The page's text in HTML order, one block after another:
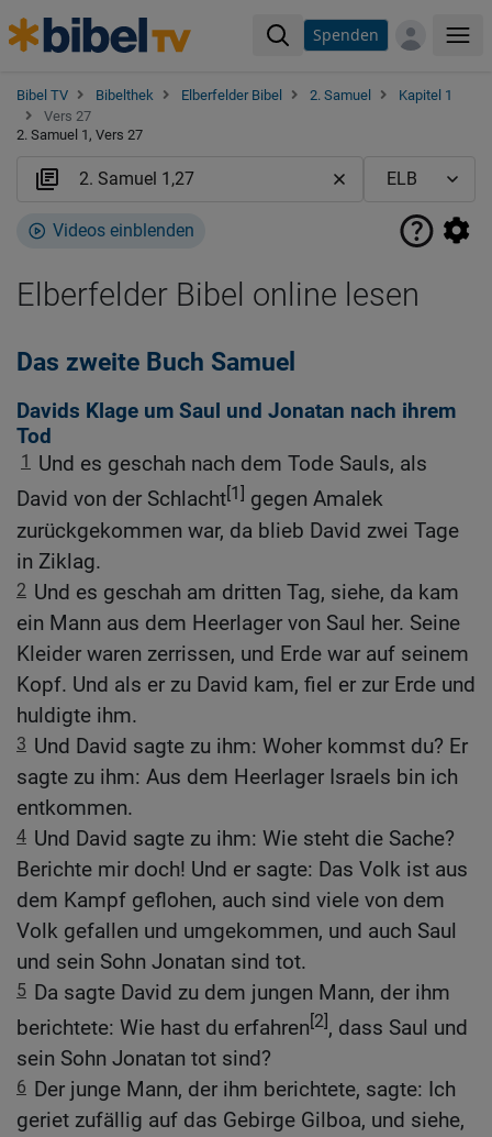
Spenden
Bibel TV Bibelthek Elberfelder Bibel 2. Samuel
Kapitel 1
Vers 27
2. Samuel 1, Vers 27
Videos einblenden
Elberfelder Bibel online lesen
Das zweite Buch Samuel
Davids Klage um Saul und Jonatan nach ihrem
Tod
1
Und es geschah nach dem Tode Sauls, als
David von der Schlacht[1] gegen Amalek
zurückgekommen war, da blieb David zwei Tage
in Ziklag.
2 Und es geschah am dritten Tag, siehe, da kam
ein Mann aus dem Heerlager von Saul her. Seine
Kleider waren zerrissen, und Erde war auf seinem
Kopf. Und als er zu David kam, fiel er zur Erde und
huldigte ihm.
3 Und David sagte zu ihm: Woher kommst du? Er
sagte zu ihm: Aus dem Heerlager Israels bin ich
entkommen.
4 Und David sagte zu ihm: Wie steht die Sache?
Berichte mir doch! Und er sagte: Das Volk ist aus
dem Kampf geflohen, auch sind viele von dem
Volk gefallen und umgekommen, und auch Saul
und sein Sohn Jonatan sind tot.
5 Da sagte David zu dem jungen Mann, der ihm
berichtete: Wie hast du erfahren[2], dass Saul und
sein Sohn Jonatan tot sind?
6 Der junge Mann, der ihm berichtete, sagte: Ich
geriet zufällig auf das Gebirge Gilboa, und siehe,